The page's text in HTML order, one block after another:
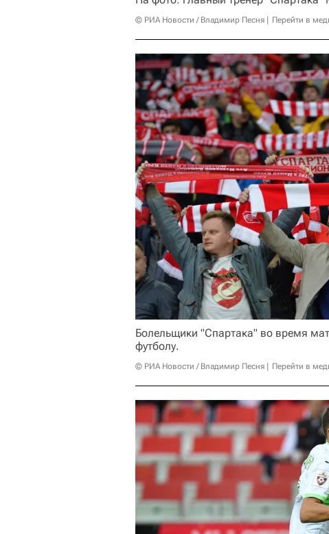
© РИА Новости / Владимир Песня Перейти в
Болельщики "Спартака" во время
футболу.
© РИА Новости / Владимир Песня Перейти в